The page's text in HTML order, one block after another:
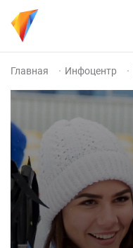
Главная Инфоцентр